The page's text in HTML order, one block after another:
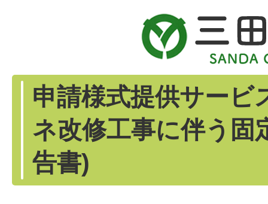
申請様式提供サービ
ネ改修工事に伴う固
告書)